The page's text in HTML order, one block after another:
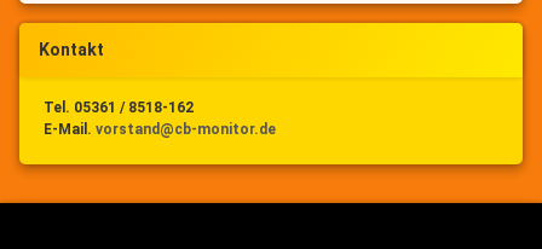
Kontakt
Tel. 05361 / 8518-162
E-Mail. vorstand@cb-monitor.de